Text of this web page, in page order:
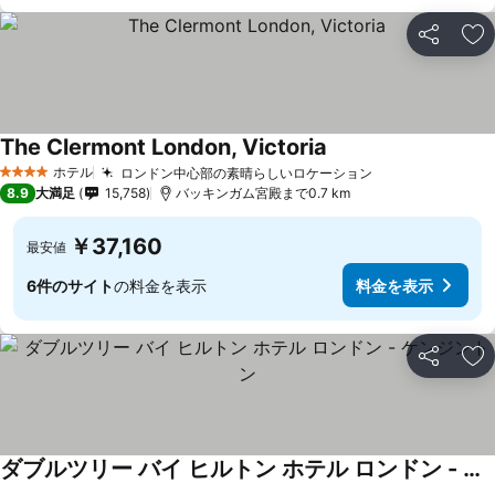
シェア お
4 ホテルのランク
ホテル ロンドン中心部の素晴らしいロケーション
The Clermont London, Victoria
8.9 大満足 15,758 バッキンガム宮殿まで0.7 km
最安値 ￥37,160
6件のサイトの料金を表示 料金を表示
シェア お
ダブルツリー バイ ヒルトン ホテル ロンドン - ケンジントン